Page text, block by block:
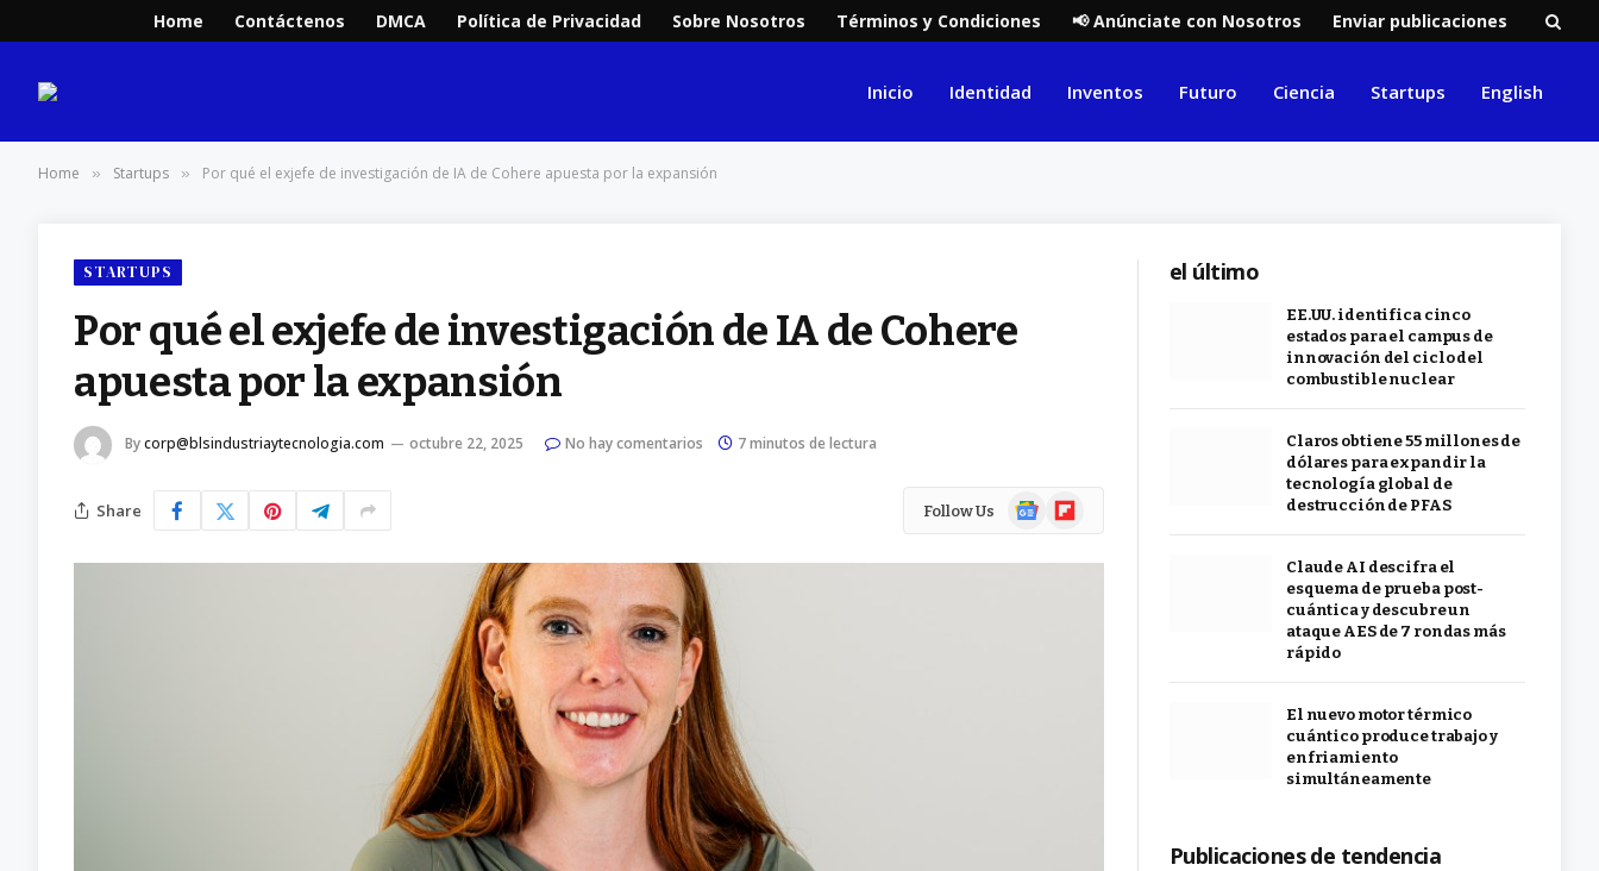
Home Contáctenos DMCA Política de Privacidad Sobre Nosotros Términos y Condiciones 📢 Anúnciate con Nosotros Enviar publicaciones
Inicio Identidad Inventos Futuro Ciencia Startups English
Home » Startups » Por qué el exjefe de investigación de IA de Cohere apuesta por la expansión
STARTUPS
Por qué el exjefe de investigación de IA de Cohere
apuesta por la expansión
Bycorp@blsindustriaytecnologia.com octubre 22, 2025 No hay comentarios 7 minutos de lectura
Share Follow Us
GoogleFlipboard
el último
EE.UU. identifica cinco
estados para el campus de
innovación del ciclo del
combustible nuclear
Claros obtiene 55 millones de
dólares para expandir la
tecnología global de
destrucción de PFAS
Claude AI descifra el
esquema de prueba post-
cuántica y descubre un
ataque AES de 7 rondas más
rápido
El nuevo motor térmico
cuántico produce trabajo y
enfriamiento
simultáneamente
Publicaciones de tendencia